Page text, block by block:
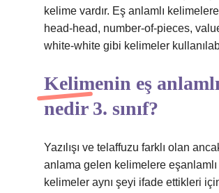
kelime vardır. Eş anlamlı
head-head, number-of-pieces,
white-white gibi kelimeler
Kelimenin eş
nedir 3. sınıf?
Yazılışı ve telaffuzu farklı olan
anlama gelen kelimelere eşanlamlı
kelimeler aynı şeyi ifade ettikleri